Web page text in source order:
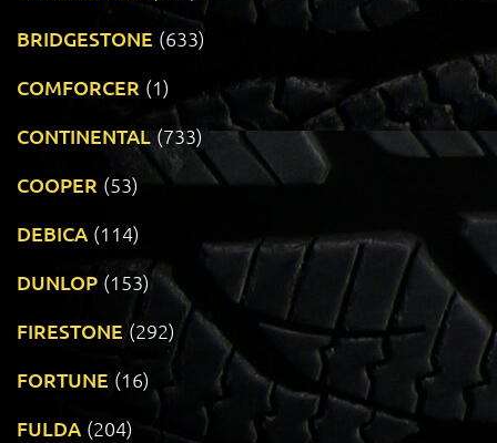
BRIDGESTONE (633)
COMFORCER (1)
CONTINENTAL (733)
COOPER (53)
DEBICA (114)
DUNLOP (153)
FIRESTONE (292)
FORTUNE (16)
FULDA (204)